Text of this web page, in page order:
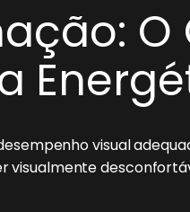
O
visual
visualmente